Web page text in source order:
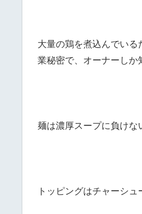
大量の鶏を煮込んでい
業秘密で、オーナーしか
麺は濃厚スープに負けな
トッピングはチャーシュ